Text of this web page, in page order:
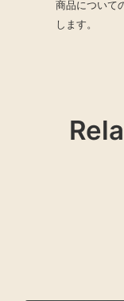
商品について
します。